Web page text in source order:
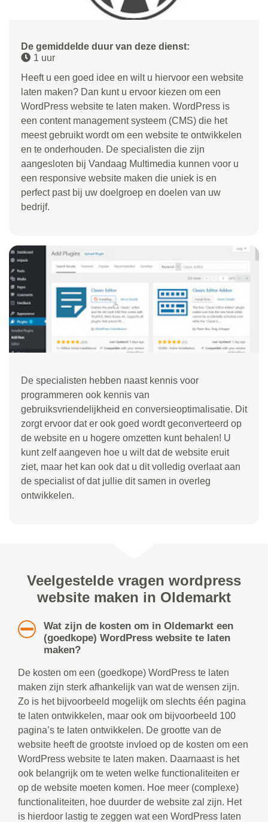
De gemiddelde duur van deze dienst:
1 uur
Heeft u een goed idee en wilt u hiervoor een website
laten maken? Dan kunt u ervoor kiezen om een
WordPress website te laten maken. WordPress is
een content management systeem (CMS) die het
meest gebruikt wordt om een website te ontwikkelen
en te onderhouden. De specialisten die zijn
aangesloten bij Vandaag Multimedia kunnen voor u
een responsive website maken die uniek is en
perfect past bij uw doelgroep en doelen van uw
bedrijf.
De specialisten hebben naast kennis voor
programmeren ook kennis van
gebruiksvriendelijkheid en conversieoptimalisatie. Dit
zorgt ervoor dat er ook goed wordt geconverteerd op
de website en u hogere omzetten kunt behalen! U
kunt zelf aangeven hoe u wilt dat de website eruit
ziet, maar het kan ook dat u dit volledig overlaat aan
de specialist of dat jullie dit samen in overleg
ontwikkelen.
Veelgestelde vragen wordpress
website maken in Oldemarkt
Wat zijn de kosten om in Oldemarkt een
(goedkope) WordPress website te laten
maken?
De kosten om een (goedkope) WordPress te laten
maken zijn sterk afhankelijk van wat de wensen zijn.
Zo is het bijvoorbeeld mogelijk om slechts één pagina
te laten ontwikkelen, maar ook om bijvoorbeeld 100
pagina’s te laten ontwikkelen. De grootte van de
website heeft de grootste invloed op de kosten om een
WordPress website te laten maken. Daarnaast is het
ook belangrijk om te weten welke functionaliteiten er
op de website moeten komen. Hoe meer (complexe)
functionaliteiten, hoe duurder de website zal zijn. Het
is hierdoor lastig te zeggen wat een WordPress laten